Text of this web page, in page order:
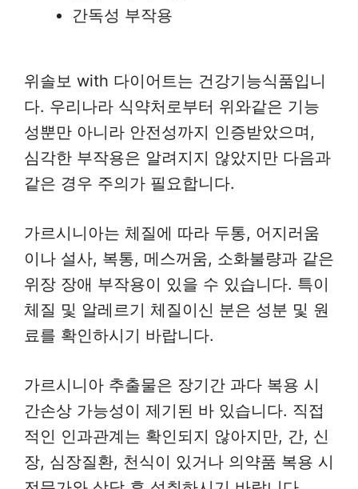
간독성 부작용
위솔보 with 다이어트는 건강기능식품입니
다. 우리나라 식약처로부터 위와같은 기능
성뿐만 아니라 안전성까지 인증받았으며,
심각한 부작용은 알려지지 않았지만 다음과
같은 경우 주의가 필요합니다.
가르시니아는 체질에 따라 두통, 어지러움
이나 설사, 복통, 메스꺼움, 소화불량과 같은
위장 장애 부작용이 있을 수 있습니다. 특이
체질 및 알레르기 체질이신 분은 성분 및 원
료를 확인하시기 바랍니다.
가르시니아 추출물은 장기간 과다 복용 시
간손상 가능성이 제기된 바 있습니다. 직접
적인 인과관계는 확인되지 않아지만, 간, 신
장, 심장질환, 천식이 있거나 의약품 복용 시